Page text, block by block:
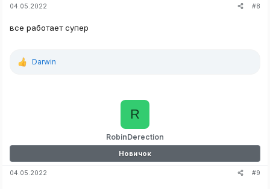
04.05.2022 #8
все работает супер
Р
Darwin
RobinDerection
R
Новичок
04.05.2022 #9